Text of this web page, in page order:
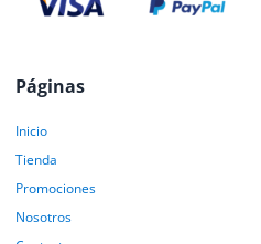
Páginas
Inicio
Tienda
Promociones
Nosotros